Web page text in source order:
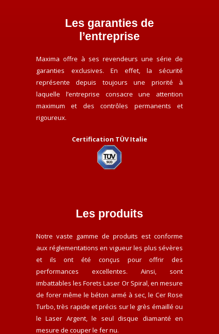
Les garanties de
l’entreprise
Maxima offre à ses revendeurs une série de
garanties exclusives. En effet, la sécurité
représente depuis toujours une priorité à
laquelle l’entreprise consacre une attention
maximum et des contrôles permanents et
rigoureux.
Certification TÜV Italie
Les produits
Notre vaste gamme de produits est conforme
aux réglementations en vigueur les plus sévères
et ils ont été conçus pour offrir des
performances excellentes. Ainsi, sont
imbattables les Forets Laser Or Spiral, en mesure
de forer même le béton armé à sec, le Cer Rose
Turbo, très rapide et précis sur le grès émaillé ou
le Laser Argent, le seul disque diamanté en
mesure de couper le fer nu.